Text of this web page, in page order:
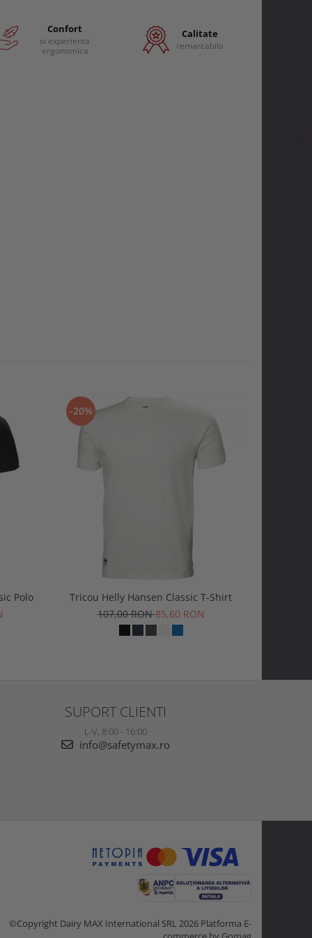
Confort
si experienta
ergonomica
Calitate
remarcabila
Polo
-20%
Tricou Helly Hansen Classic T-Shirt
107,00 RON85,60 RON
SUPORT CLIENTI
L-V, 8:00 - 16:00
info@safetymax.ro
©Copyright Dairy MAX International SRL 2026 Platforma E-